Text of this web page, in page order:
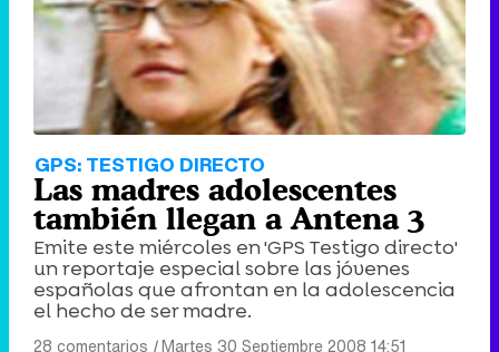
GPS: TESTIGO DIRECTO
Las madres adolescentes
también llegan a Antena 3
Emite este miércoles en 'GPS Testigo directo'
un reportaje especial sobre las jóvenes
españolas que afrontan en la adolescencia
el hecho de ser madre.
28 comentarios |Martes 30 Septiembre 2008 14:51